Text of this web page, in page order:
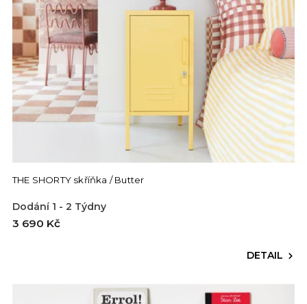
THE SHORTY skříňka / Butter
Dodání 1 - 2 Týdny
3 690 Kč
DETAIL